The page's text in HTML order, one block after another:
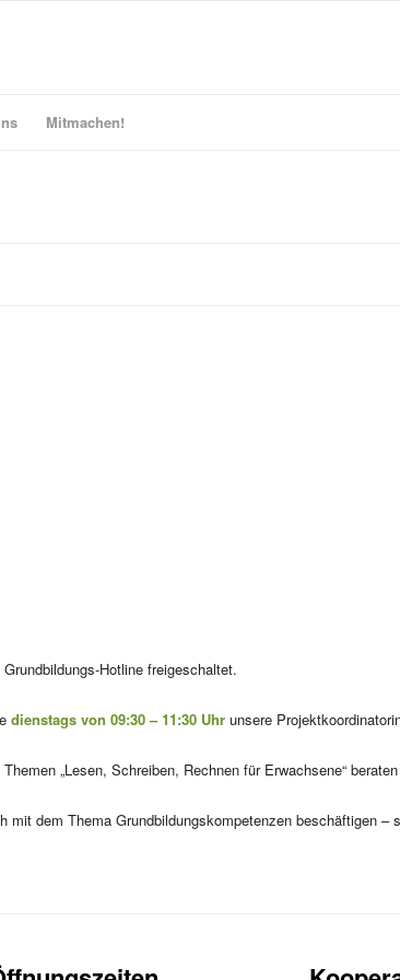
Mitmachen!
Hotline freigeschaltet.
dienstags von 09:30 – 11:30 Uhr unsere
„Lesen, Schreiben, Rechnen für Erwachsene“
dem Thema Grundbildungskompetenzen beschäftigen